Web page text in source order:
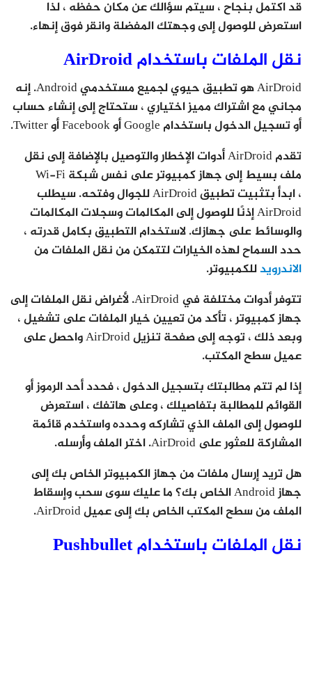
قد اكتمل بنجاح ، سيتم سؤالك عن مكان حفظه ، لذا
استعرض للوصول إلى وجهتك المفضلة وانقر فوق إنهاء.
نقل الملفات باستخدام AirDroid
AirDroid هو تطبيق حيوي لجميع مستخدمي Android. إنه
مجاني مع اشتراك مميز اختياري ، ستحتاج إلى إنشاء حساب
أو تسجيل الدخول باستخدام Google أو Facebook أو Twitter.
تقدم AirDroid أدوات الإخطار والتوصيل بالإضافة إلى نقل
ملف بسيط إلى جهاز كمبيوتر على نفس شبكة Wi-Fi
، ابدأ بتثبيت تطبيق AirDroid للجوال وفتحه. سيطلب
AirDroid إذنًا للوصول إلى المكالمات وسجلات المكالمات
والوسائط على جهازك. لاستخدام التطبيق بكامل قدرته ،
حدد السماح لهذه الخيارات لتتمكن من نقل الملفات من
الاندرويدللكمبيوتر.
تتوفر أدوات مختلفة في AirDroid. لأغراض نقل الملفات إلى
جهاز كمبيوتر ، تأكد من تعيين خيار الملفات على تشغيل ،
وبعد ذلك ، توجه إلى صفحة تنزيل AirDroid واحصل على
عميل سطح المكتب.
إذا لم تتم مطالبتك بتسجيل الدخول ، فحدد أحد الرموز أو
القوائم للمطالبة بتفاصيلك ، وعلى هاتفك ، استعرض
للوصول إلى الملف الذي تشاركه وحدده واستخدم قائمة
المشاركة للعثور على AirDroid. اختر الملف وأرسله.
هل تريد إرسال ملفات من جهاز الكمبيوتر الخاص بك إلى
جهاز Android الخاص بك؟ ما عليك سوى سحب وإسقاط
الملف من سطح المكتب الخاص بك إلى عميل AirDroid.
نقل الملفات باستخدام Pushbullet